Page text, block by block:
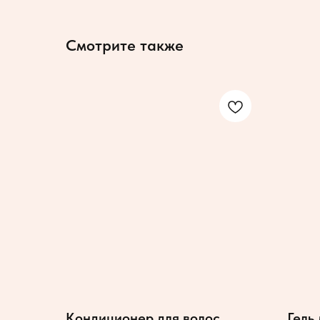
Смотрите также